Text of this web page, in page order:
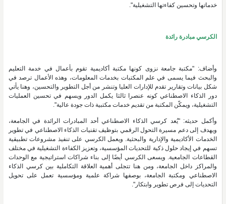
خدماتها وتحسين كفاءتها التشغيلية".
الكرسي مبادرة رائدة
وأضاف: "مكتبة جامعة نزوى كونها مكتبة أكاديمية تقوم بأعمال في خدمة التعليم
والبحث فيما يسمى في علم المكتبات بخدمات المعلومات، وهذه الأعمال ترصد في
شكل بيانات وتقارير تقدم للإدارات العليا وتنشر من أجل التطوير والتحسين، وهنا يأتي
دور الذكاء الاصطناعي كونه عنصرا ثالثا يكمل الدور ويسهم في تحسين العمليات
التشغيلية، ويمكّن المكتبة من تقديم خدمات مكتبية ذات جودة عالية".
وأكمل حديثه: "يُعد كرسي الذكاء الاصطناعي أحد المبادرات الرائدة في الجامعة،
ويهدف إلى دعم مسيرة التحول الرقمي بتوظيف تقنيات الذكاء الاصطناعي في تطوير
الخدمات الأكاديمية والإدارية والبحثية. ويعمل الكرسي على تنفيذ مشروعات تطبيقية
تسهم في إيجاد حلول ذكية للتحديات المؤسسية، وتعزيز الكفاءة التشغيلية في مختلف
القطاعات الجامعية. ويسعى الكرسي أيضًا إلى بناء شراكات استراتيجية مع الوحدات
والمراكز داخل الجامعة، ومن هنا تتجلى أهمية العلاقة التكاملية بين كرسي الذكاء
الاصطناعي ومكتبة الجامعة، بوصفها شراكة علمية ومؤسسية تعمل على تحويل
التحديات إلى فرص تطوير وابتكار".